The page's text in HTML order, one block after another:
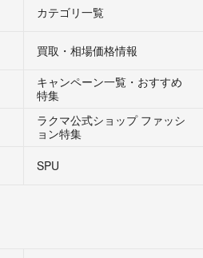
カテゴリ一覧
買取・相場価格情報
キャンペーン一覧・おすすめ
特集
ラクマ公式ショップ ファッシ
ョン特集
SPU